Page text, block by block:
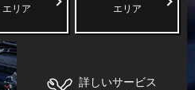
エリア
エリア
詳しいサービス